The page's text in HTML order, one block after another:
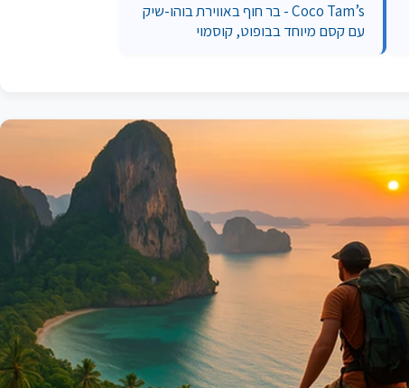
Coco Tam’s - בר חוף באווירת בוהו-שיק
עם קסם מיוחד בבופוט, קוסמוי